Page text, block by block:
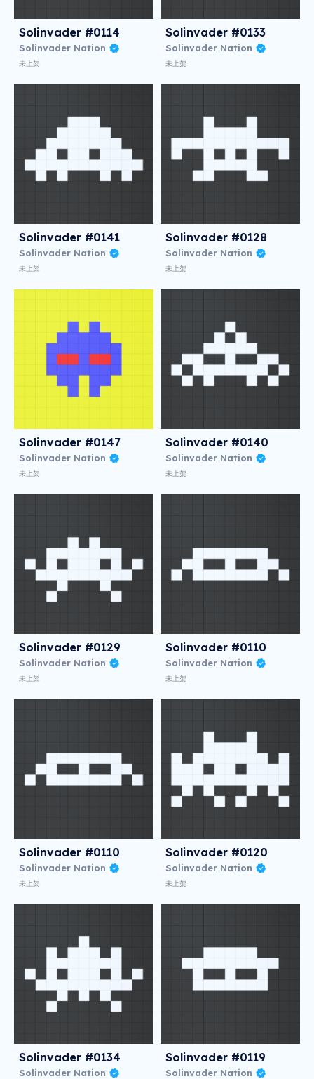
Solinvader #0114
Solinvader Nation
未上架
Solinvader #0133
Solinvader Nation
未上架
Solinvader #0141
Solinvader Nation
未上架
Solinvader #0128
Solinvader Nation
未上架
Solinvader #0147
Solinvader Nation
未上架
Solinvader #0140
Solinvader Nation
未上架
Solinvader #0129
Solinvader Nation
未上架
Solinvader #0110
Solinvader Nation
未上架
Solinvader #0110
Solinvader Nation
未上架
Solinvader #0120
Solinvader Nation
未上架
Solinvader #0134
Solinvader Nation
Solinvader #0119
Solinvader Nation